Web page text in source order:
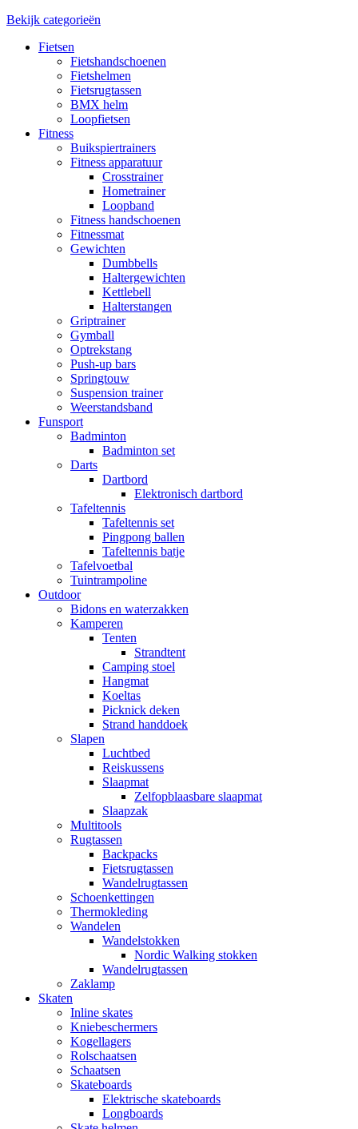
Bekijk categorieën
Fietsen
Fietshandschoenen
Fietshelmen
Fietsrugtassen
BMX helm
Loopfietsen
Fitness
Buikspiertrainers
Fitness apparatuur
Crosstrainer
Hometrainer
Loopband
Fitness handschoenen
Fitnessmat
Gewichten
Dumbbells
Haltergewichten
Kettlebell
Halterstangen
Griptrainer
Gymball
Optrekstang
Push-up bars
Springtouw
Suspension trainer
Weerstandsband
Funsport
Badminton
Badminton set
Darts
Dartbord
Elektronisch dartbord
Tafeltennis
Tafeltennis set
Pingpong ballen
Tafeltennis batje
Tafelvoetbal
Tuintrampoline
Outdoor
Bidons en waterzakken
Kamperen
Tenten
Strandtent
Camping stoel
Hangmat
Koeltas
Picknick deken
Strand handdoek
Slapen
Luchtbed
Reiskussens
Slaapmat
Zelfopblaasbare slaapmat
Slaapzak
Multitools
Rugtassen
Backpacks
Fietsrugtassen
Wandelrugtassen
Schoenkettingen
Thermokleding
Wandelen
Wandelstokken
Nordic Walking stokken
Wandelrugtassen
Zaklamp
Skaten
Inline skates
Kniebeschermers
Kogellagers
Rolschaatsen
Schaatsen
Skateboards
Elektrische skateboards
Longboards